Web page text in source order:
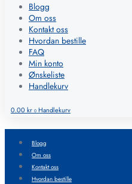
Blogg
Om oss
Kontakt oss
Hvordan bestille
FAQ
Min konto
Ønskeliste
Handlekurv
0.00kr 0 Handlekurv
Blogg
Om oss
Kontakt oss
Hvordan bestille